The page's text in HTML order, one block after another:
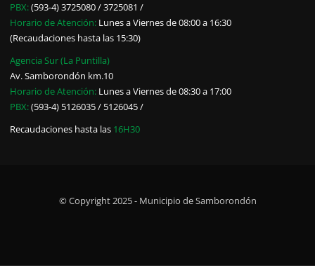
PBX:(593-4) 3725080 / 3725081 /
Horario de Atención: Lunes a Viernes de 08:00 a 16:30
(Recaudaciones hasta las 15:30)
Agencia Sur (La Puntilla)
Av. Samborondón km.10
Horario de Atención: Lunes a Viernes de 08:30 a 17:00
PBX:(593-4) 5126035 / 5126045 /
Recaudaciones hasta las 16H30
© Copyright 2025 - Municipio de Samborondón